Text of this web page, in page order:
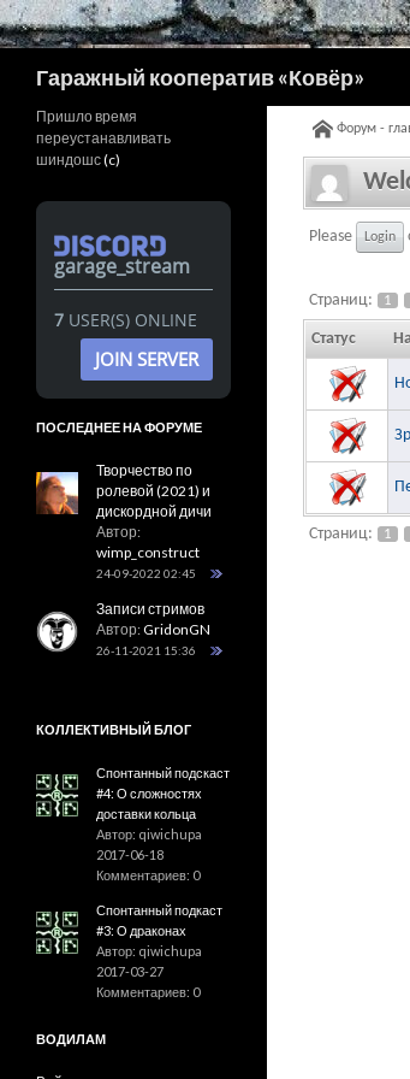
Гаражный кооператив «Ковёр»
Форум -
Please Login
Страниц: 1
Статус
Страниц: 1
Пришло время
переустанавливать
шиндошс(c)
garage_stream
7 USER(S) ONLINE
JOIN SERVER
ПОСЛЕДНЕЕ НА ФОРУМЕ
Творчество по
ролевой (2021) и
дискордной дичи
Автор:
wimp_construct
24-09-2022 02:45
Записи стримов
Автор:GridonGN
26-11-2021 15:36
КОЛЛЕКТИВНЫЙ БЛОГ
Спонтанный подскаст
#4: О сложностях
доставки кольца
Автор: qiwichupa
2017-06-18
Комментариев: 0
Спонтанный подкаст
#3: О драконах
Автор: qiwichupa
2017-03-27
Комментариев: 0
ВОДИЛАМ